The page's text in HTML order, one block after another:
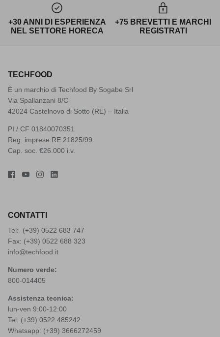
+30 ANNI DI ESPERIENZA
NEL SETTORE HORECA
+75 BREVETTI E MARCHI
REGISTRATI
TECHFOOD
È un marchio di Techfood By Sogabe Srl
Via Spallanzani 8/C
42024 Castelnovo di Sotto (RE) – Italia
PI / CF 01840070351
Reg. imprese RE 21825/99
Cap. soc. €26.000 i.v.
CONTATTI
Tel: (+39) 0522 683 747
Fax: (+39) 0522 688 323
info@techfood.it
Numero verde:
800-014405
Assistenza tecnica:
lun-ven 9:00-12:00
Tel: (+39) 0522 485242
Whatsapp: (+39) 3666272459